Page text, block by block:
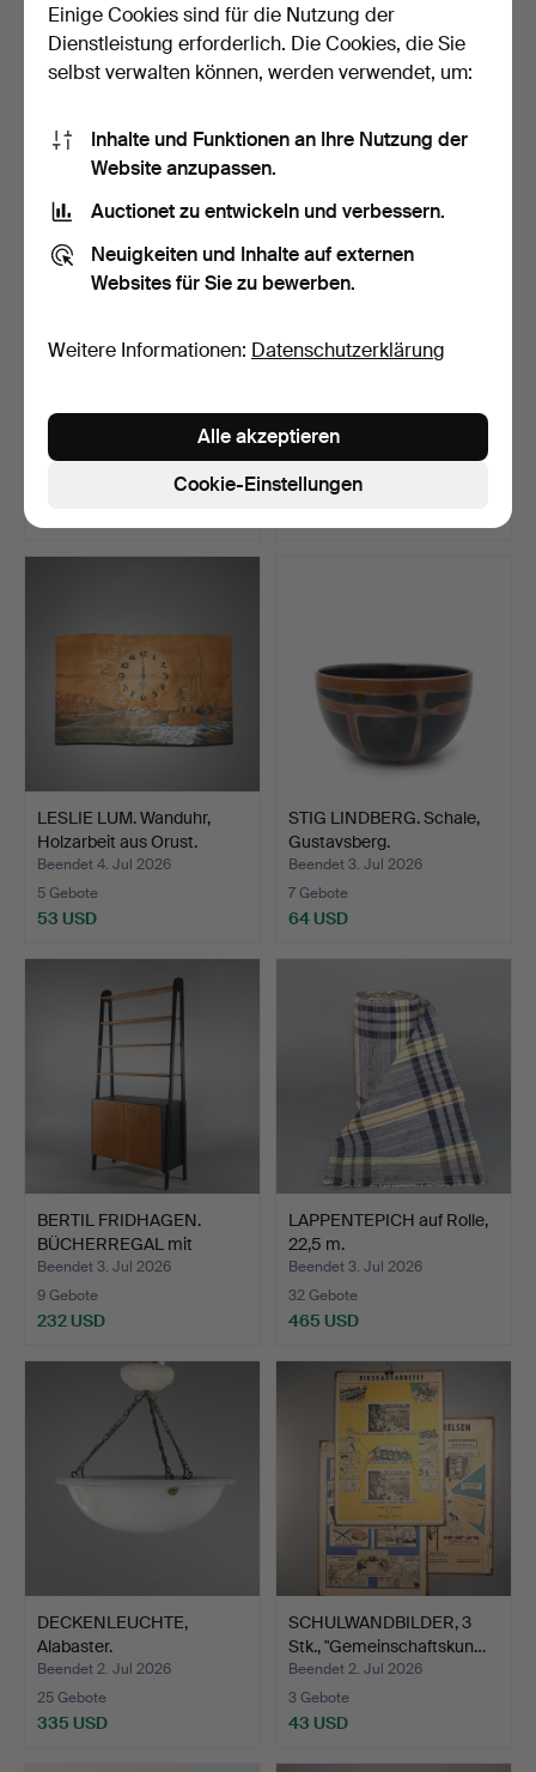
GUNNAR CYRÉN. NOBEL,
Orrefors, Likörgläser…
Beendet 6. Jul 2026
RÖMISCHE MÜNZEN, 2
Stk. Claudius 41–54 n. …
Beendet 5. Jul 2026
INGEGERD SILOW.
"Promenad", Wo…
Beendet 5. Jul 2026
GRIECHISCHE MÜNZE,
Istros Silberstater, 40…
Beendet 4. Jul 2026
5 Gebote
LESLIE LUM. Wanduhr,
Holzarbeit aus Orust.
Beendet 4. Jul 2026
5 Gebote
53 USD
STIG LINDBERG. Schale,
Gustavsberg.
Beendet 3. Jul 2026
7 Gebote
64 USD
BERTIL FRIDHAGEN.
BÜCHERREGAL mit
SCHRANKT…
Beendet 3. Jul 2026
9 Gebote
232 USD
LAPPENTEPICH auf Rolle,
22,5 m.
Beendet 3. Jul 2026
32 Gebote
465 USD
DECKENLEUCHTE,
Alabaster.
Beendet 2. Jul 2026
25 Gebote
335 USD
SCHULWANDBILDER, 3
Stk., "Gemeinschaftskun…
Beendet 2. Jul 2026
3 Gebote
43 USD
Einige Cookies sind für die Nutzung der
Dienstleistung erforderlich. Die Cookies, die Sie
selbst verwalten können, werden verwendet, um:
Inhalte und Funktionen an Ihre Nutzung der
Website anzupassen.
Auctionet zu entwickeln und verbessern.
Neuigkeiten und Inhalte auf externen
Websites für Sie zu bewerben.
Weitere Informationen: Datenschutzerklärung
Cookie-Einstellungen
Alle akzeptieren